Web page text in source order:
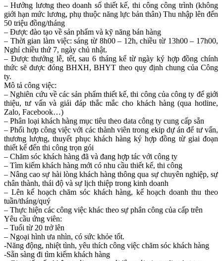
– Hưởng lương theo doanh số thiết kế, thi công công trình (không
giới hạn mức lương, phụ thuộc năng lực bản thân) Thu nhập lên đến
50 triệu đồng/tháng
– Được đào tạo về sản phẩm và kỹ năng bán hàng
– Thời gian làm việc: sáng từ 8h00 – 12h, chiều từ 13h00 – 17h00,
Nghỉ chiều thứ 7, ngày chủ nhật.
– Được thưởng lễ, tết, sau 6 tháng kể từ ngày ký hợp đồng chính
thức sẽ được đóng BHXH, BHYT theo quy định chung của Công
ty.
Mô tả công việc:
– Nghiên cứu về các sản phẩm thiết kế, thi công của công ty để giới
thiệu, tư vấn và giải đáp thắc mắc cho khách hàng (qua hotline,
Zalo, Facebook…)
– Phân loại khách hàng mục tiêu theo data công ty cung cấp sẵn
– Phối hợp công việc với các thành viên trong ekip dự án để tư vấn,
thương lượng, thuyết phục khách hàng ký hợp đồng từ giai đoạn
thiết kế đến thi công trọn gói
– Chăm sóc khách hàng đã và đang hợp tác với công ty
– Tìm kiếm khách hàng mới có nhu cầu thiết kế, thi công
– Nâng cao sự hài lòng khách hàng thông qua sự chuyên nghiệp, sự
chân thành, thái độ và sự lịch thiệp trong kinh doanh
– Lên kế hoạch chăm sóc khách hàng, kế hoạch doanh thu theo
tuần/tháng/quý
– Thực hiện các công việc khác theo sự phân công của cấp trên
Yêu cầu ứng viên:
– Tuổi từ 20 trở lên
– Ngoại hình ưa nhìn, có sức khỏe tốt.
-Năng động, nhiệt tình, yêu thích công việc chăm sóc khách hàng
-Sẵn sàng đi tìm kiếm khách hàng